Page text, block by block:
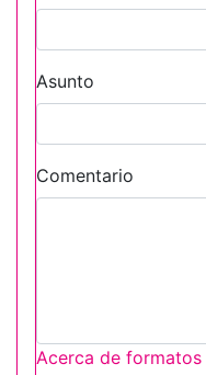
Asunto
Comentario
Acerca de